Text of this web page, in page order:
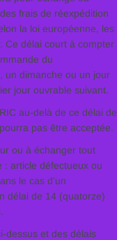
frais de réexpédition
la loi européenne, les
Ce délai court à compter
du
un dimanche ou un jour
jour ouvrable suivant.
au-delà de ce délai de
pas être acceptée.
ou à échanger tout
: article défectueux ou
le cas d’un
délai de 14 (quatorze)
dessus et des délais